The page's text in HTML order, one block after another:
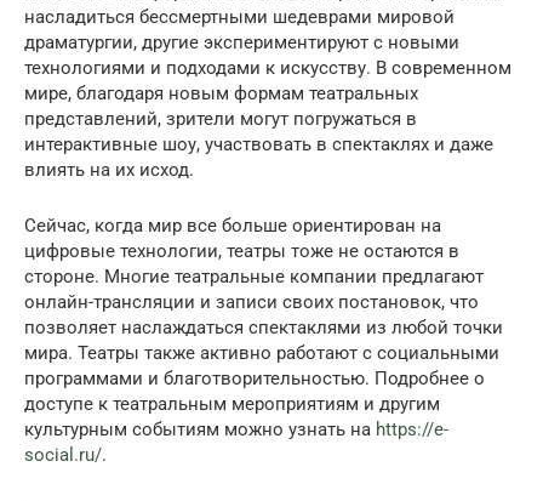
насладиться бессмертными шедеврами мировой
драматургии, другие экспериментируют с новыми
технологиями и подходами к искусству. В современном
мире, благодаря новым формам театральных
представлений, зрители могут погружаться в
интерактивные шоу, участвовать в спектаклях и даже
влиять на их исход.
Сейчас, когда мир все больше ориентирован на
цифровые технологии, театры тоже не остаются в
стороне. Многие театральные компании предлагают
онлайн-трансляции и записи своих постановок, что
позволяет наслаждаться спектаклями из любой точки
мира. Театры также активно работают с социальными
программами и благотворительностью. Подробнее о
доступе к театральным мероприятиям и другим
культурным событиям можно узнать на https://e-
social.ru/.